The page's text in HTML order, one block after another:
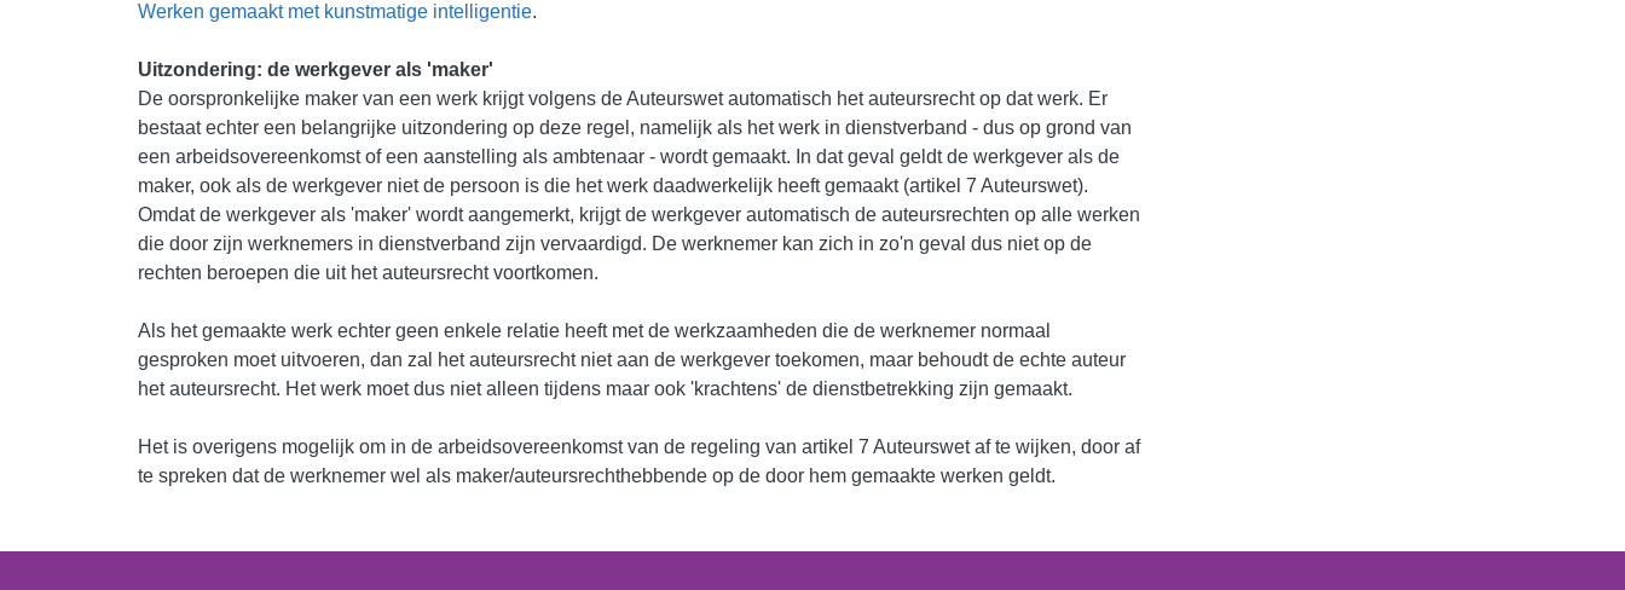
Werken gemaakt met kunstmatige intelligentie.
Uitzondering: de werkgever als 'maker'
De oorspronkelijke maker van een werk krijgt volgens de Auteurswet automatisch het auteursrecht op dat werk. Er
bestaat echter een belangrijke uitzondering op deze regel, namelijk als het werk in dienstverband - dus op grond van
een arbeidsovereenkomst of een aanstelling als ambtenaar - wordt gemaakt. In dat geval geldt de werkgever als de
maker, ook als de werkgever niet de persoon is die het werk daadwerkelijk heeft gemaakt (artikel 7 Auteurswet).
Omdat de werkgever als 'maker' wordt aangemerkt, krijgt de werkgever automatisch de auteursrechten op alle werken
die door zijn werknemers in dienstverband zijn vervaardigd. De werknemer kan zich in zo'n geval dus niet op de
rechten beroepen die uit het auteursrecht voortkomen.
Als het gemaakte werk echter geen enkele relatie heeft met de werkzaamheden die de werknemer normaal
gesproken moet uitvoeren, dan zal het auteursrecht niet aan de werkgever toekomen, maar behoudt de echte auteur
het auteursrecht. Het werk moet dus niet alleen tijdens maar ook 'krachtens' de dienstbetrekking zijn gemaakt.
Het is overigens mogelijk om in de arbeidsovereenkomst van de regeling van artikel 7 Auteurswet af te wijken, door af
te spreken dat de werknemer wel als maker/auteursrechthebbende op de door hem gemaakte werken geldt.